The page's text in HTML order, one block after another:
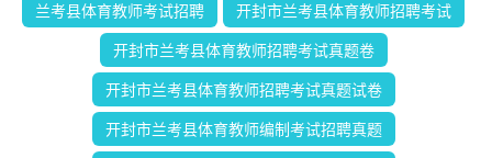
兰考县体育教师考试招聘 开封市兰考县体育教师招聘考试
开封市兰考县体育教师招聘考试真题卷
开封市兰考县体育教师招聘考试真题试卷
开封市兰考县体育教师编制考试招聘真题